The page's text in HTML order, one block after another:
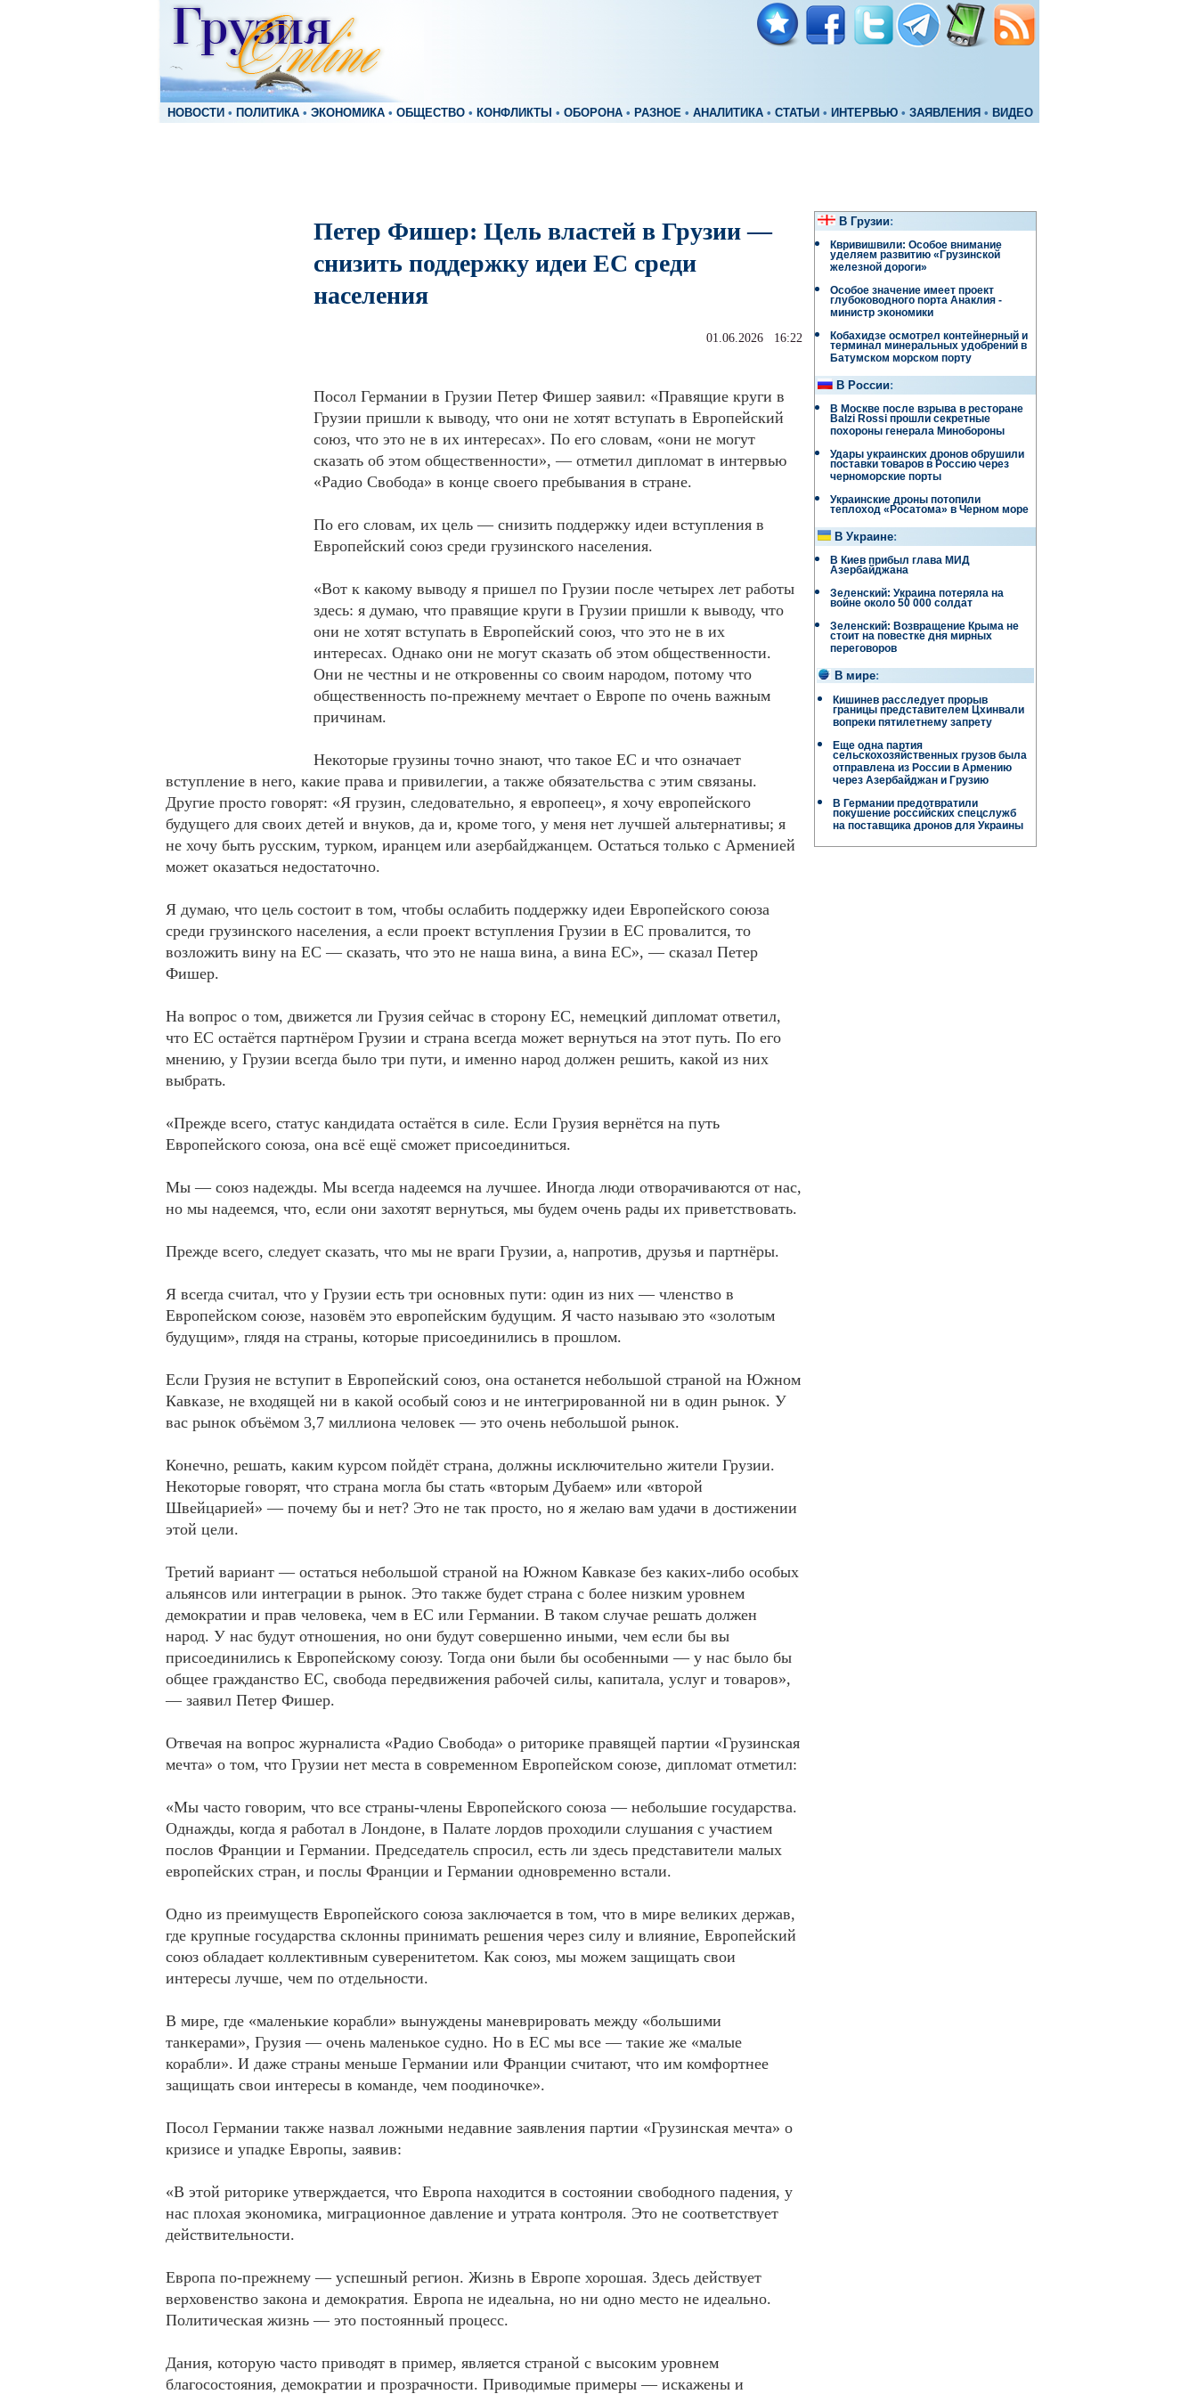
НОВОСТИ • ПОЛИТИКА • ЭКОНОМИКА • ОБЩЕСТВО • КОНФЛИКТЫ • ОБОРОНА • РАЗНОЕ • АНАЛИТИКА • СТАТЬИ • ИНТЕРВЬЮ • ЗАЯВЛЕНИЯ • ВИДЕО
Петер Фишер: Цель властей в Грузии —
снизить поддержку идеи ЕС среди
населения
01.06.2026 16:22
Посол Германии в Грузии Петер Фишер заявил: «Правящие круги в
Грузии пришли к выводу, что они не хотят вступать в Европейский
союз, что это не в их интересах». По его словам, «они не могут
сказать об этом общественности», — отметил дипломат в интервью
«Радио Свобода» в конце своего пребывания в стране.
По его словам, их цель — снизить поддержку идеи вступления в
Европейский союз среди грузинского населения.
«Вот к какому выводу я пришел по Грузии после четырех лет работы
здесь: я думаю, что правящие круги в Грузии пришли к выводу, что
они не хотят вступать в Европейский союз, что это не в их
интересах. Однако они не могут сказать об этом общественности.
Они не честны и не откровенны со своим народом, потому что
общественность по-прежнему мечтает о Европе по очень важным
причинам.
Некоторые грузины точно знают, что такое ЕС и что означает
вступление в него, какие права и привилегии, а также обязательства с этим связаны.
Другие просто говорят: «Я грузин, следовательно, я европеец», я хочу европейского
будущего для своих детей и внуков, да и, кроме того, у меня нет лучшей альтернативы; я
не хочу быть русским, турком, иранцем или азербайджанцем. Остаться только с Арменией
может оказаться недостаточно.
Я думаю, что цель состоит в том, чтобы ослабить поддержку идеи Европейского союза
среди грузинского населения, а если проект вступления Грузии в ЕС провалится, то
возложить вину на ЕС — сказать, что это не наша вина, а вина ЕС», — сказал Петер
Фишер.
На вопрос о том, движется ли Грузия сейчас в сторону ЕС, немецкий дипломат ответил,
что ЕС остаётся партнёром Грузии и страна всегда может вернуться на этот путь. По его
мнению, у Грузии всегда было три пути, и именно народ должен решить, какой из них
выбрать.
«Прежде всего, статус кандидата остаётся в силе. Если Грузия вернётся на путь
Европейского союза, она всё ещё сможет присоединиться.
Мы — союз надежды. Мы всегда надеемся на лучшее. Иногда люди отворачиваются от нас,
но мы надеемся, что, если они захотят вернуться, мы будем очень рады их приветствовать.
Прежде всего, следует сказать, что мы не враги Грузии, а, напротив, друзья и партнёры.
Я всегда считал, что у Грузии есть три основных пути: один из них — членство в
Европейском союзе, назовём это европейским будущим. Я часто называю это «золотым
будущим», глядя на страны, которые присоединились в прошлом.
Если Грузия не вступит в Европейский союз, она останется небольшой страной на Южном
Кавказе, не входящей ни в какой особый союз и не интегрированной ни в один рынок. У
вас рынок объёмом 3,7 миллиона человек — это очень небольшой рынок.
Конечно, решать, каким курсом пойдёт страна, должны исключительно жители Грузии.
Некоторые говорят, что страна могла бы стать «вторым Дубаем» или «второй
Швейцарией» — почему бы и нет? Это не так просто, но я желаю вам удачи в достижении
этой цели.
Третий вариант — остаться небольшой страной на Южном Кавказе без каких-либо особых
альянсов или интеграции в рынок. Это также будет страна с более низким уровнем
демократии и прав человека, чем в ЕС или Германии. В таком случае решать должен
народ. У нас будут отношения, но они будут совершенно иными, чем если бы вы
присоединились к Европейскому союзу. Тогда они были бы особенными — у нас было бы
общее гражданство ЕС, свобода передвижения рабочей силы, капитала, услуг и товаров»,
— заявил Петер Фишер.
Отвечая на вопрос журналиста «Радио Свобода» о риторике правящей партии «Грузинская
мечта» о том, что Грузии нет места в современном Европейском союзе, дипломат отметил:
«Мы часто говорим, что все страны-члены Европейского союза — небольшие государства.
Однажды, когда я работал в Лондоне, в Палате лордов проходили слушания с участием
послов Франции и Германии. Председатель спросил, есть ли здесь представители малых
европейских стран, и послы Франции и Германии одновременно встали.
Одно из преимуществ Европейского союза заключается в том, что в мире великих держав,
где крупные государства склонны принимать решения через силу и влияние, Европейский
союз обладает коллективным суверенитетом. Как союз, мы можем защищать свои
интересы лучше, чем по отдельности.
В мире, где «маленькие корабли» вынуждены маневрировать между «большими
танкерами», Грузия — очень маленькое судно. Но в ЕС мы все — такие же «малые
корабли». И даже страны меньше Германии или Франции считают, что им комфортнее
защищать свои интересы в команде, чем поодиночке».
Посол Германии также назвал ложными недавние заявления партии «Грузинская мечта» о
кризисе и упадке Европы, заявив:
«В этой риторике утверждается, что Европа находится в состоянии свободного падения, у
нас плохая экономика, миграционное давление и утрата контроля. Это не соответствует
действительности.
Европа по-прежнему — успешный регион. Жизнь в Европе хорошая. Здесь действует
верховенство закона и демократия. Европа не идеальна, но ни одно место не идеально.
Политическая жизнь — это постоянный процесс.
Дания, которую часто приводят в пример, является страной с высоким уровнем
благосостояния, демократии и прозрачности. Приводимые примеры — искажены и
В Грузии:
Квривишвили: Особое внимание
уделяем развитию «Грузинской
железной дороги»
Особое значение имеет проект
глубоководного порта Анаклия -
министр экономики
Кобахидзе осмотрел контейнерный и
терминал минеральных удобрений в
Батумском морском порту
В России:
В Москве после взрыва в ресторане
Balzi Rossi прошли секретные
похороны генерала Минобороны
Удары украинских дронов обрушили
поставки товаров в Россию через
черноморские порты
Украинские дроны потопили
теплоход «Росатома» в Черном море
В Украине:
В Киев прибыл глава МИД
Азербайджана
Зеленский: Украина потеряла на
войне около 50 000 солдат
Зеленский: Возвращение Крыма не
стоит на повестке дня мирных
переговоров
В мире:
Кишинев расследует прорыв
границы представителем Цхинвали
вопреки пятилетнему запрету
Еще одна партия
сельскохозяйственных грузов была
отправлена ​​из России в Армению
через Азербайджан и Грузию
В Германии предотвратили
покушение российских спецслужб
на поставщика дронов для Украины